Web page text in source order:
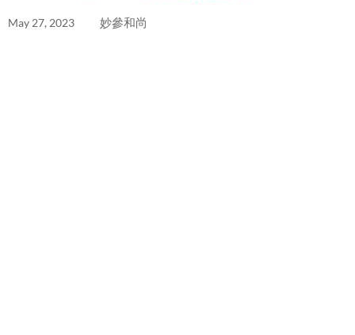
May 27, 2023 妙參和尚